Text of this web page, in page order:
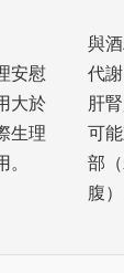
安慰
大於
生理
與
代
肝腎
可
部
腹）